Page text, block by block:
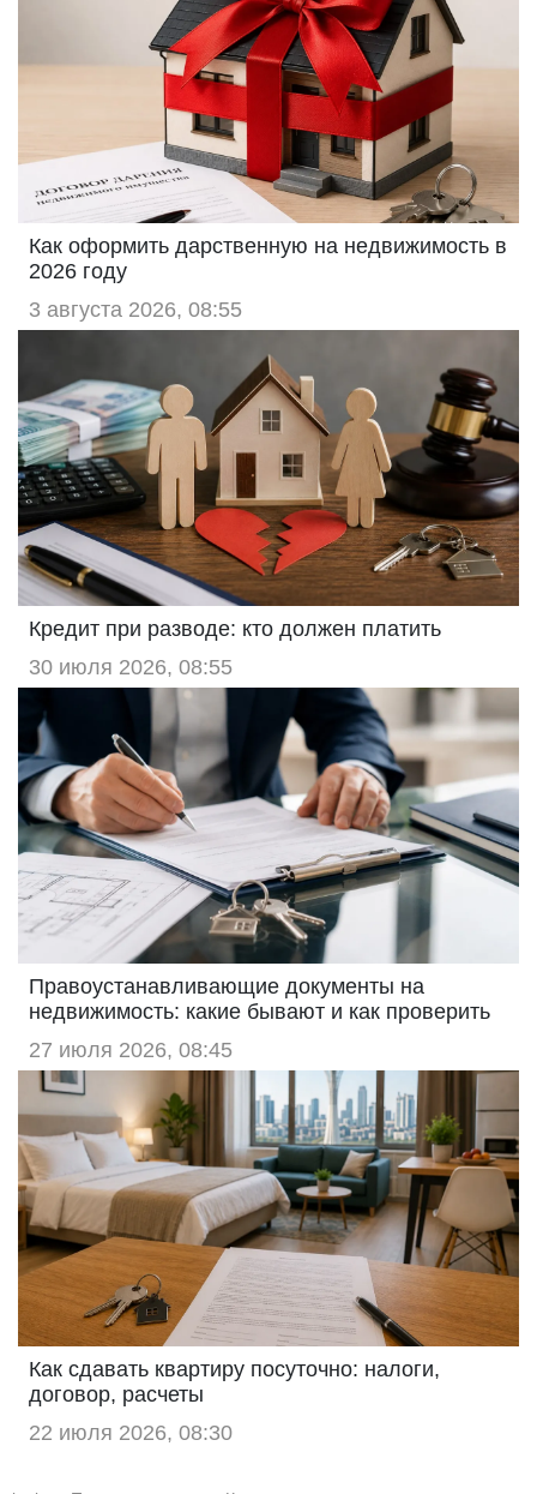
Как оформить дарственную на недвижимость в
2026 году
3 августа 2026, 08:55
Кредит при разводе: кто должен платить
30 июля 2026, 08:55
Правоустанавливающие документы на
недвижимость: какие бывают и как проверить
27 июля 2026, 08:45
Как сдавать квартиру посуточно: налоги,
договор, расчеты
22 июля 2026, 08:30